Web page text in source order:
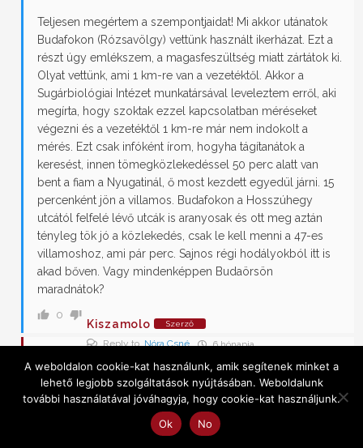
Teljesen megértem a szempontjaidat! Mi akkor utánatok
Budafokon (Rózsavölgy) vettünk használt ikerházat. Ezt a
részt úgy emlékszem, a magasfeszültség miatt zártátok ki.
Olyat vettünk, ami 1 km-re van a vezetéktől. Akkor a
Sugárbiológiai Intézet munkatársával leveleztem erről, aki
megírta, hogy szoktak ezzel kapcsolatban méréseket
végezni és a vezetéktől 1 km-re már nem indokolt a
mérés. Ezt csak infóként írom, hogyha tágítanátok a
keresést, innen tömegközlekedéssel 50 perc alatt van
bent a fiam a Nyugatinál, ő most kezdett egyedül járni. 15
percenként jön a villamos. Budafokon a Hosszúhegy
utcától felfelé lévő utcák is aranyosak és ott meg aztán
tényleg tök jó a közlekedés, csak le kell menni a 47-es
villamoshoz, ami pár perc. Sajnos régi hodályokból itt is
akad bőven. Vagy mindenképpen Budaörsön
maradnátok?
0
Kiszamolo Szerző
Reply to Nóra Csné 6 hónapja
Egyelőre Budaörs.
0
6 hónapja
A weboldalon cookie-kat használunk, amik segítenek minket a
lehető legjobb szolgáltatások nyújtásában. Weboldalunk
további használatával jóváhagyja, hogy cookie-kat használjunk.
Ok
No